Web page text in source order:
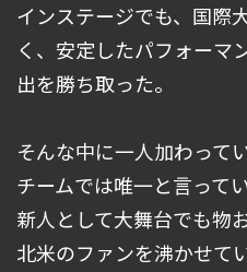
インステージでも、国際
く、安定したパフォーマ
出を勝ち取った。
そんな中に一人加わって
チームでは唯一と言って
新人として大舞台でも物
北米のファンを沸かせて